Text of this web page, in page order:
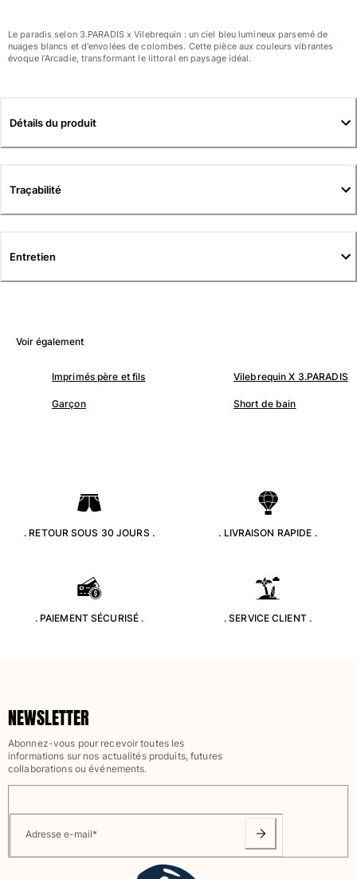
Tous les articles
Prêt-à-porter
Chemises
Tous les articles
Tous les articles
Garçon
Tous les articles
Bébé
Classique
Classique stretch
T-Shirts Anti UV
Maillots de Bain magiques
T-shirts
Chemises
Shorts
Sweats
Fille
Le paradis selon 3.PARADIS x Vilebrequin : un ciel bleu lumineux parsemé de
nuages blancs et d'envolées de colombes. Cette pièce aux couleurs vibrantes
évoque l’Arcadie, transformant le littoral en paysage idéal.
Détails du produit
Traçabilité
Entretien
Voir également
Imprimés père et fils Vilebrequin X 3.PARADIS
Garçon Short de bain
. RETOUR SOUS 30 JOURS . . LIVRAISON RAPIDE .
. PAIEMENT SÉCURISÉ . . SERVICE CLIENT .
NEWSLETTER
Abonnez-vous pour recevoir toutes les
informations sur nos actualités produits, futures
collaborations ou événements.
Adresse e-mail*